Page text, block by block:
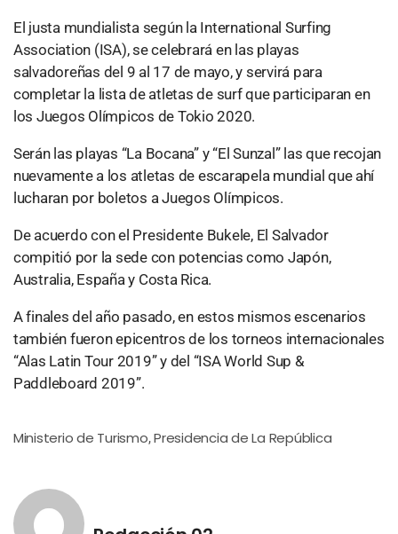
El justa mundialista según la International Surfing
Association (ISA), se celebrará en las playas
salvadoreñas del 9 al 17 de mayo, y servirá para
completar la lista de atletas de surf que participaran en
los Juegos Olímpicos de Tokio 2020.
Serán las playas “La Bocana” y “El Sunzal” las que recojan
nuevamente a los atletas de escarapela mundial que ahí
lucharan por boletos a Juegos Olímpicos.
De acuerdo con el Presidente Bukele, El Salvador
compitió por la sede con potencias como Japón,
Australia, España y Costa Rica.
A finales del año pasado, en estos mismos escenarios
también fueron epicentros de los torneos internacionales
“Alas Latin Tour 2019” y del “ISA World Sup &
Paddleboard 2019”.
Ministerio de Turismo,Presidencia de La República